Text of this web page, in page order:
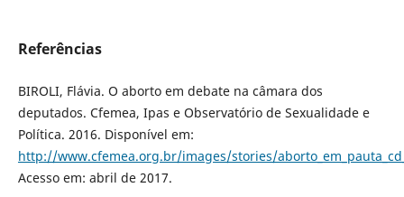
Referências
BIROLI, Flávia. O aborto em debate na câmara dos
deputados. Cfemea, Ipas e Observatório de Sexualidade e
Política. 2016. Disponível em:
http://www.cfemea.org.br/images/stories/
Acesso em: abril de 2017.